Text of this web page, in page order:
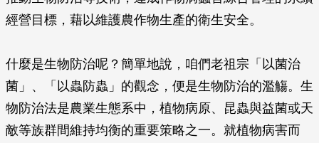
經營目標，藉以維護農作物生產的衛生安全。
什麼是生物防治呢？簡單地說，咱們老祖宗「以菌治
菌」、「以蟲防蟲」的觀念，便是生物防治的濫觴。生
物防治法是農業生態系中，植物病原、昆蟲與益菌或天
敵等族群間維持均衡的重要策略之一。就植物病害而